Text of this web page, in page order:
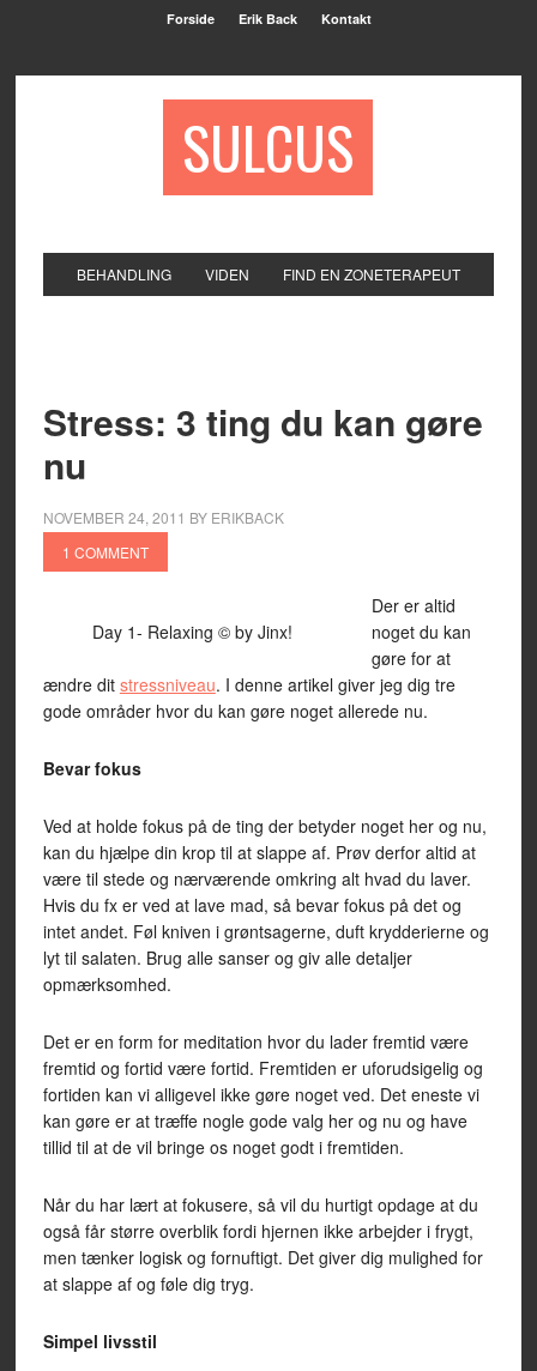
Forside Erik Back Kontakt
SULCUS
BEHANDLING VIDEN FIND EN ZONETERAPEUT
Stress: 3 ting du kan gøre
nu
NOVEMBER 24, 2011 BY ERIKBACK
1 COMMENT
Day 1- Relaxing © by Jinx!
Der er altid
noget du kan
gøre for at
ændre dit stressniveau. I denne artikel giver jeg dig tre
gode områder hvor du kan gøre noget allerede nu.
Bevar fokus
Ved at holde fokus på de ting der betyder noget her og nu,
kan du hjælpe din krop til at slappe af. Prøv derfor altid at
være til stede og nærværende omkring alt hvad du laver.
Hvis du fx er ved at lave mad, så bevar fokus på det og
intet andet. Føl kniven i grøntsagerne, duft krydderierne og
lyt til salaten. Brug alle sanser og giv alle detaljer
opmærksomhed.
Det er en form for meditation hvor du lader fremtid være
fremtid og fortid være fortid. Fremtiden er uforudsigelig og
fortiden kan vi alligevel ikke gøre noget ved. Det eneste vi
kan gøre er at træffe nogle gode valg her og nu og have
tillid til at de vil bringe os noget godt i fremtiden.
Når du har lært at fokusere, så vil du hurtigt opdage at du
også får større overblik fordi hjernen ikke arbejder i frygt,
men tænker logisk og fornuftigt. Det giver dig mulighed for
at slappe af og føle dig tryg.
Simpel livsstil